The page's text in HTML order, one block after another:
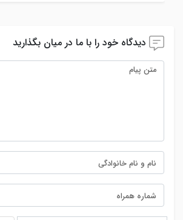
دیدگاه خود را با ما در میان بگذارید